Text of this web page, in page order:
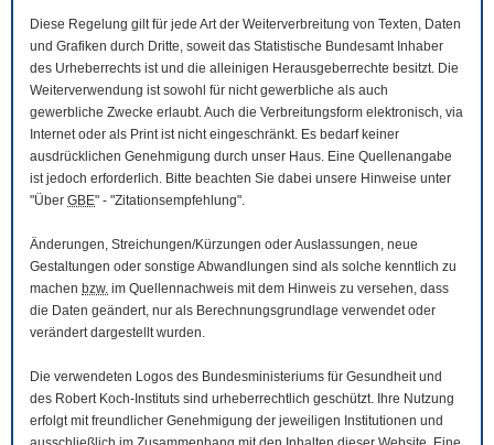
Diese Regelung gilt für jede Art der Weiterverbreitung von Texten, Daten
und Grafiken durch Dritte, soweit das Statistische Bundesamt Inhaber
des Urheberrechts ist und die alleinigen Herausgeberrechte besitzt. Die
Weiterverwendung ist sowohl für nicht gewerbliche als auch
gewerbliche Zwecke erlaubt. Auch die Verbreitungsform elektronisch, via
Internet oder als Print ist nicht eingeschränkt. Es bedarf keiner
ausdrücklichen Genehmigung durch unser Haus. Eine Quellenangabe
ist jedoch erforderlich. Bitte beachten Sie dabei unsere Hinweise unter
"Über GBE" - "Zitationsempfehlung".
Änderungen, Streichungen/Kürzungen oder Auslassungen, neue
Gestaltungen oder sonstige Abwandlungen sind als solche kenntlich zu
machen bzw. im Quellennachweis mit dem Hinweis zu versehen, dass
die Daten geändert, nur als Berechnungsgrundlage verwendet oder
verändert dargestellt wurden.
Die verwendeten Logos des Bundesministeriums für Gesundheit und
des Robert Koch-Instituts sind urheberrechtlich geschützt. Ihre Nutzung
erfolgt mit freundlicher Genehmigung der jeweiligen Institutionen und